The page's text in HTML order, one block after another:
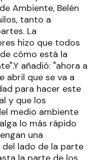
Ambiente, Belén
tanto a
La
hizo que todos
cómo está la
añadió: "ahora a
abril que se va a
para hacer este
y que los
medio ambiente
lo más rápido
una
lado de la parte